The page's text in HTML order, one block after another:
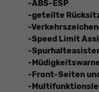
-ABS-ESP
-geteilte
-
-Speed Limit
-
-
-Front-Seiten
-